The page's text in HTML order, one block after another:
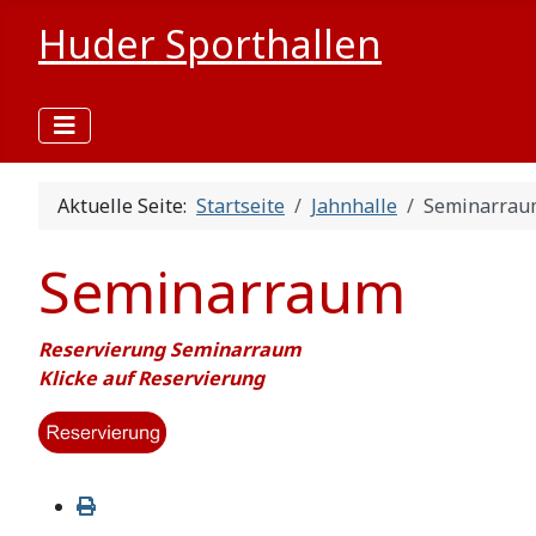
Huder Sporthallen
Aktuelle Seite: Startseite Jahnhalle
Seminarraum
Reservierung Seminarraum
Klicke auf Reservierung